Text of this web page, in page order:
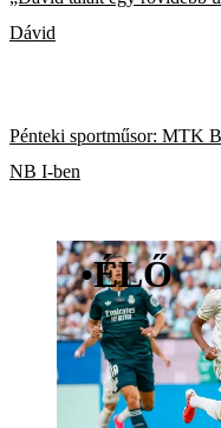
Dávid
Pénteki sportműsor: MTK
NB I-ben
•ÉLŐ